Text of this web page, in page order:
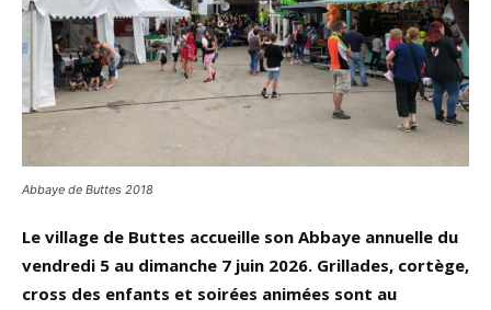
Abbaye de Buttes 2018
Le village de Buttes accueille son Abbaye annuelle du
vendredi 5 au dimanche 7 juin 2026. Grillades, cortège,
cross des enfants et soirées animées sont au